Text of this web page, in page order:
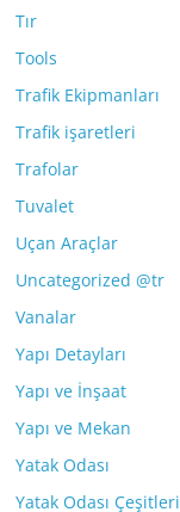
Tır
Tools
Trafik Ekipmanları
Trafik işaretleri
Trafolar
Tuvalet
Uçan Araçlar
Uncategorized @tr
Vanalar
Yapı Detayları
Yapı ve İnşaat
Yapı ve Mekan
Yatak Odası
Yatak Odası Çeşitleri